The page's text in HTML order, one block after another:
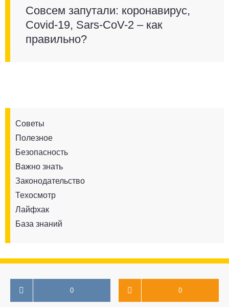
Совсем запутали: коронавирус,
Covid-19, Sars-CoV-2 – как
правильно?
Советы
Полезное
Безопасность
Важно знать
Законодательство
Техосмотр
Лайфхак
База знаний
0 0